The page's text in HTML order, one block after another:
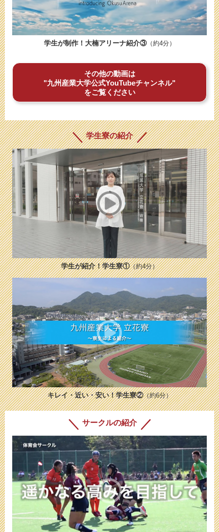
学生が制作！大楠アリーナ紹介③（約4分）
その他の動画は
"九州産業大学公式YouTubeチャンネル"
をご覧ください
学生寮の紹介
学生が紹介！学生寮①（約4分）
キレイ・近い・安い！学生寮②（約6分）
サークルの紹介